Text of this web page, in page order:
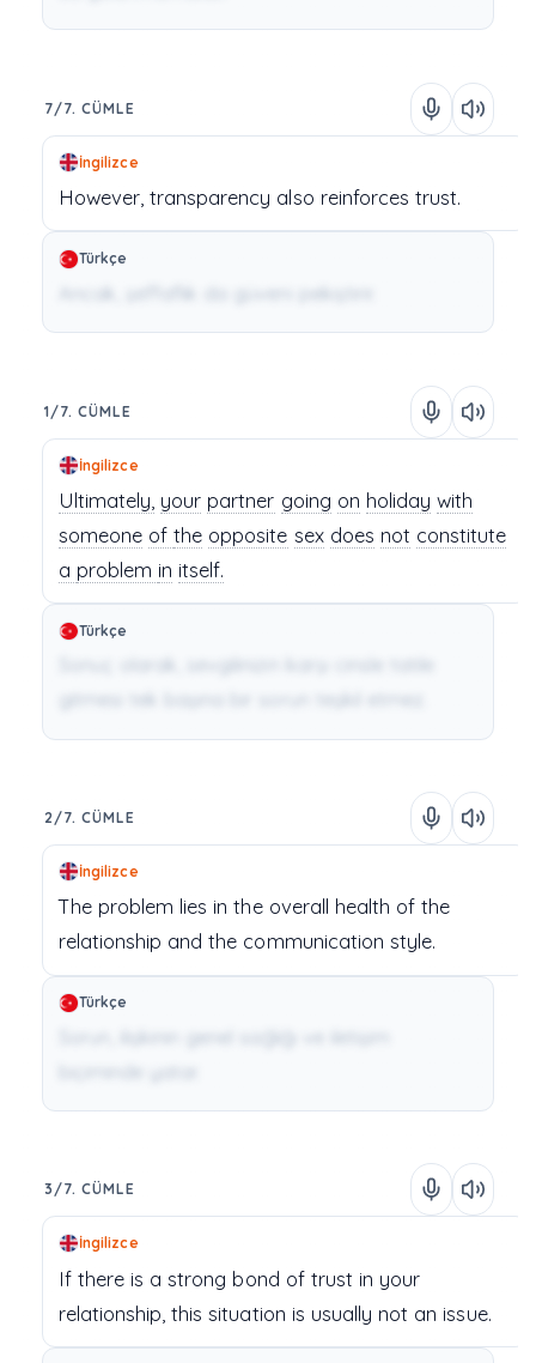
7/7. CÜMLE
İngilizce
However, transparency also reinforces trust.
Türkçe
Ancak, şeffaflık da güveni pekiştirir.
1/7. CÜMLE
İngilizce
Ultimately, your partner going on holiday with
someone ofthe opposite sex does not constitute
a problem in itself.
Türkçe
2/7. CÜMLE
İngilizce
The problem lies in the overall health ofthe
relationship and the communication style.
Türkçe
Sorun, ilişkinin genel sağlığı ve iletişim
3/7. CÜMLE
İngilizce
If there is astrong bond of trust in your
relationship, this situation is usually not an issue.